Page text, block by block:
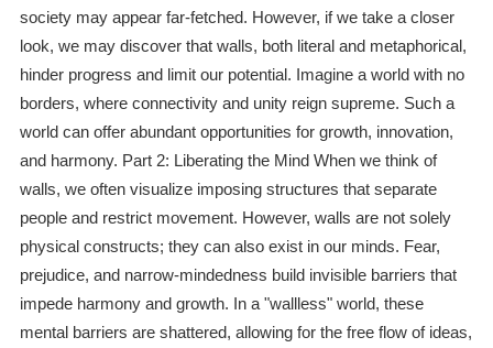
society may appear far-fetched. However, if we take a closer
look, we may discover that walls, both literal and metaphorical,
hinder progress and limit our potential. Imagine a world with no
borders, where connectivity and unity reign supreme. Such a
world can offer abundant opportunities for growth, innovation,
and harmony. Part 2: Liberating the Mind When we think of
walls, we often visualize imposing structures that separate
people and restrict movement. However, walls are not solely
physical constructs; they can also exist in our minds. Fear,
prejudice, and narrow-mindedness build invisible barriers that
impede harmony and growth. In a "wallless" world, these
mental barriers are shattered, allowing for the free flow of ideas,